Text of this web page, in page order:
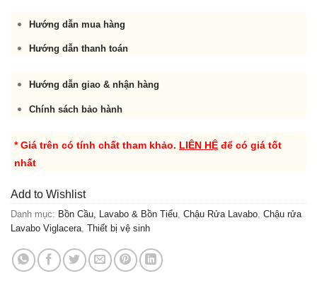
Hướng dẫn mua hàng
Hướng dẫn thanh toán
Hướng dẫn giao & nhận hàng
Chính sách bảo hành
* Giá trên có tính chất tham khảo. LIÊN HỆ để có giá tốt
nhất
Add to Wishlist
Danh mục: Bồn Cầu, Lavabo & Bồn Tiểu, Chậu Rửa Lavabo, Chậu rửa
Lavabo Viglacera, Thiết bị vệ sinh